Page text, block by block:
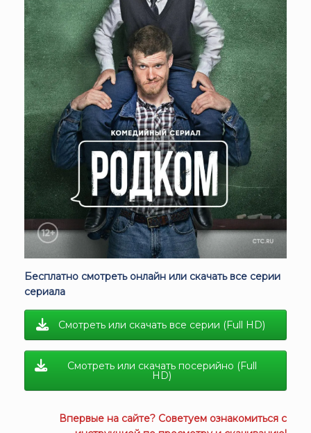
Бесплатно смотреть онлайн или скачать все серии
сериала
Смотреть или скачать все серии (Full HD)
Смотреть или скачать посерийно (Full
HD)
Впервые на сайте? Советуем ознакомиться с